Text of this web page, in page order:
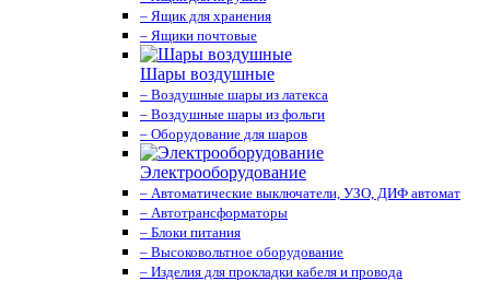
– Ящик для хранения
– Ящики почтовые
Шары воздушные
– Воздушные шары из латекса
– Воздушные шары из фольги
– Оборудование для шаров
Электрооборудование
– Автоматические выключатели, УЗО, ДИФ автомат
– Автотрансформаторы
– Блоки питания
– Высоковольтное оборудование
– Изделия для прокладки кабеля и провода